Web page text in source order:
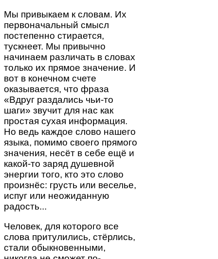
Мы привыкаем к словам. Их
первоначальный смысл
постепенно стирается,
тускнеет. Мы привычно
начинаем различать в словах
только их прямое значение. И
вот в конечном счете
оказывается, что фраза
«Вдруг раздались чьи-то
шаги» звучит для нас как
простая сухая информация.
Но ведь каждое слово нашего
языка, помимо своего прямого
значения, несёт в себе ещё и
какой-то заряд душевной
энергии того, кто это слово
произнёс: грусть или веселье,
испуг или неожиданную
радость...
Человек, для которого все
слова притулились, стёрлись,
стали обыкновенными,